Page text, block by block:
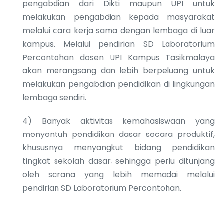
pengabdian dari Dikti maupun UPI untuk
melakukan pengabdian kepada masyarakat
melalui cara kerja sama dengan lembaga di luar
kampus. Melalui pendirian SD Laboratorium
Percontohan dosen UPI Kampus Tasikmalaya
akan merangsang dan lebih berpeluang untuk
melakukan pengabdian pendidikan di lingkungan
lembaga sendiri.
4) Banyak aktivitas kemahasiswaan yang
menyentuh pendidikan dasar secara produktif,
khususnya menyangkut bidang pendidikan
tingkat sekolah dasar, sehingga perlu ditunjang
oleh sarana yang lebih memadai melalui
pendirian SD Laboratorium Percontohan.